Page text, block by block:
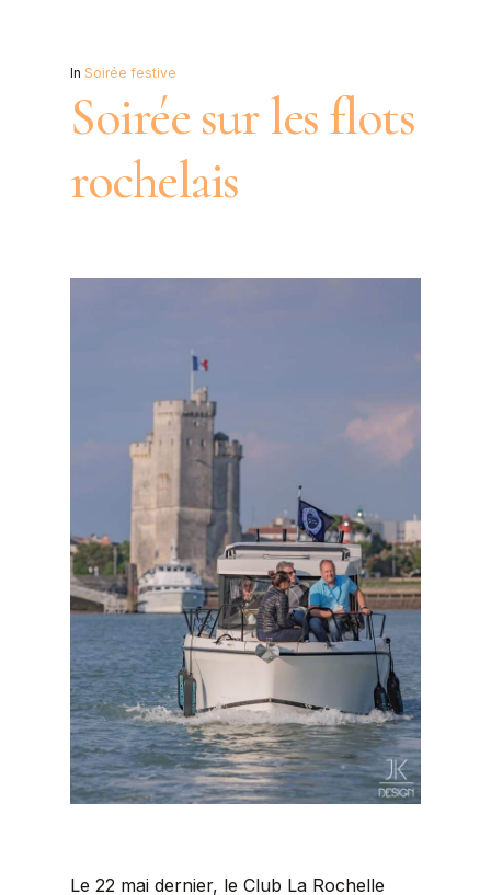
In Soirée festive
Soirée sur les flots
rochelais
Le 22 mai dernier, le Club La Rochelle